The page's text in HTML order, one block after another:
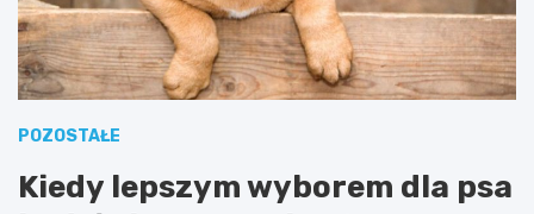
POZOSTAŁE
Kiedy lepszym wyborem dla psa